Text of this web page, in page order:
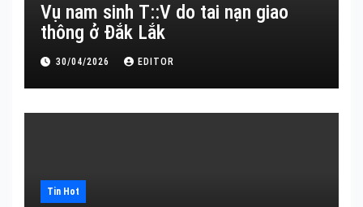
Vụ nam sinh T::V do tai nạn giao
thông ở Đắk Lắk
30/04/2026 EDITOR
Tin Hot